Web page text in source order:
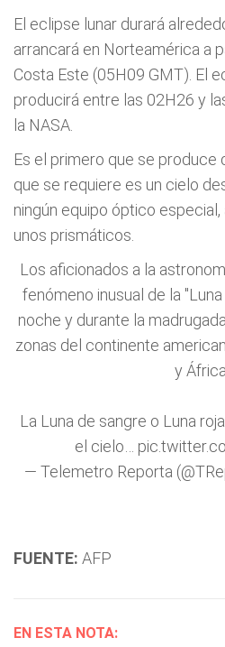
El eclipse lunar durará
arrancará en Norteamérica a
Costa Este (05H09 GMT). El
producirá entre las 02H26 y
la NASA.
Es el primero que se produce
que se requiere es un cielo
ningún equipo óptico
unos prismáticos.
Los aficionados a la
fenómeno inusual de la
noche y durante la
zonas del continente
y África.
La Luna de sangre o Luna
el cielo…
— Telemetro Reporta
FUENTE: AFP
EN ESTA NOTA: